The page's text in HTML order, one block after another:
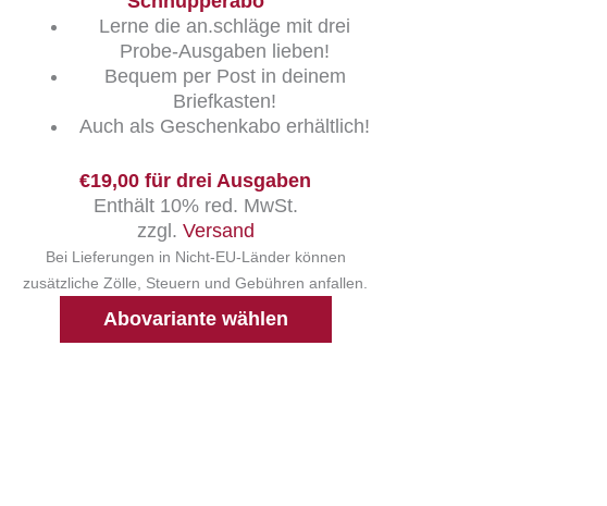
Lerne die an.schläge mit drei
Probe-Ausgaben lieben!
Bequem per Post in deinem
Briefkasten!
Auch als Geschenkabo erhältlich!
€19,00 für drei Ausgaben
Enthält 10% red. MwSt.
zzgl. Versand
Bei Lieferungen in Nicht-EU-Länder können
zusätzliche Zölle, Steuern und Gebühren anfallen.
Abovariante wählen